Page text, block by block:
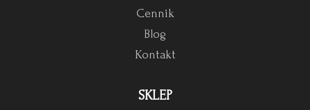
Cennik
Blog
Kontakt
SKLEP